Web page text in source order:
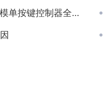
制器全新升级上市！